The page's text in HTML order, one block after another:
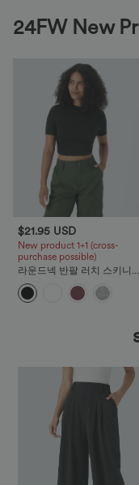
24FW New
$21.95 USD
New product 1+1 (cross-
purchase possible)
라운드넥 반팔 러치 스키니
크롭 캐주얼 티셔츠